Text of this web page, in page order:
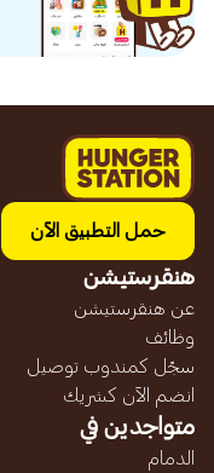
حمل التطبيق الآن
هنقرستيشن
عن هنقرستيشن
وظائف
سجّل كمندوب توصيل
انضم الآن كشريك
متواجدين في
الدمام